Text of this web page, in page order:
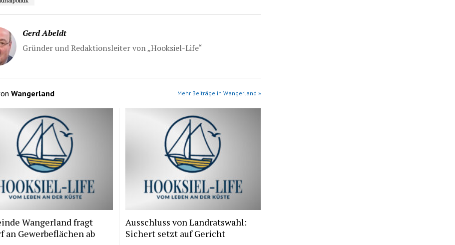
Gerd Abeldt
Gründer und Redaktionsleiter von „Hooksiel-Life“
Wangerland Mehr Beiträge in Wangerland »
Wangerland fragt
an Gewerbeflächen ab
Ausschluss von Landratswahl:
Sichert setzt auf Gericht